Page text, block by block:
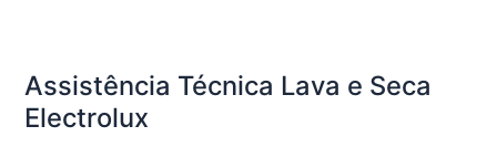
Assistência Técnica Lava e Seca
Electrolux